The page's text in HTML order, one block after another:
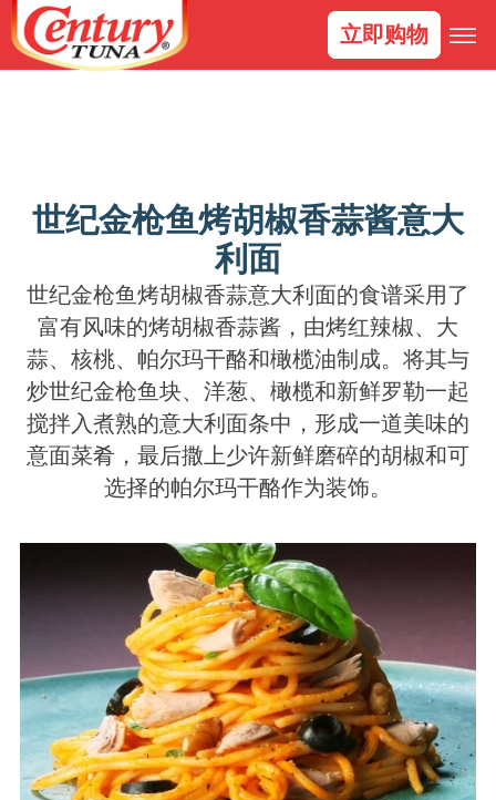
立即购物
世纪金枪鱼烤胡椒香蒜酱意大
利面
世纪金枪鱼烤胡椒香蒜意大利面的食谱采用了
富有风味的烤胡椒香蒜酱，由烤红辣椒、大
蒜、核桃、帕尔玛干酪和橄榄油制成。将其与
炒世纪金枪鱼块、洋葱、橄榄和新鲜罗勒一起
搅拌入煮熟的意大利面条中，形成一道美味的
意面菜肴，最后撒上少许新鲜磨碎的胡椒和可
选择的帕尔玛干酪作为装饰。